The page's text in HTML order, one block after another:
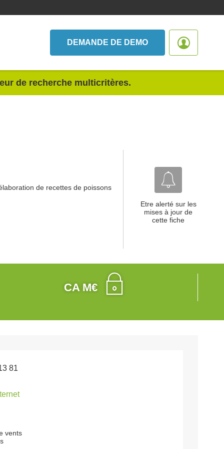
DEMANDE DE DEMO
de recherche multicritères.
de recettes de poissons
Etre alerté sur les
mises à jour de
cette fiche
CA M€
81
vents